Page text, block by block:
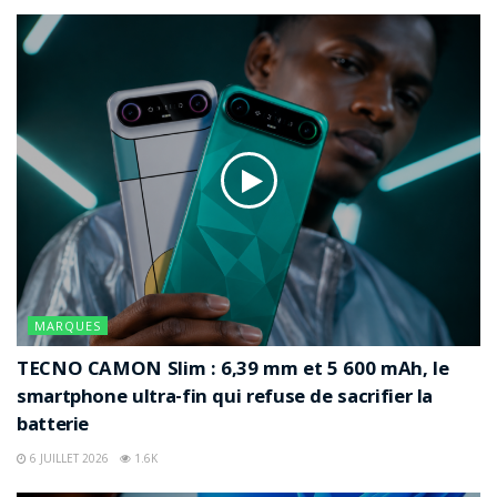
de nouvelles places publiques numériques où se
forgent les opinions, se diffusent les informations et se
cristallisent parfois les polémiques.
Captures d’écran, vidéos, commentaires et publications
circulent désormais à une vitesse impressionnante,
amplifiant parfois des situations qui, autrefois, seraient
restées privées.
MARQUES
TECNO CAMON Slim : 6,39 mm et 5 600 mAh, le
smartphone ultra-fin qui refuse de sacrifier la
batterie
6 JUILLET 2026 1.6K